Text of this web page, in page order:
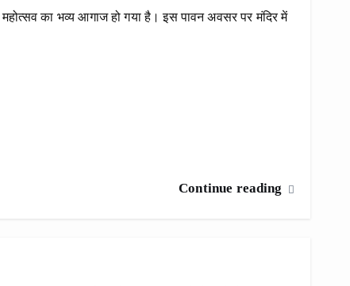
महोत्सव का भव्य आगाज हो गया है। इस पावन अवसर पर मंदिर में
Continue reading